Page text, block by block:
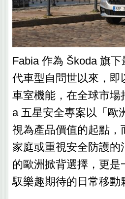
Fabia 作為 Škoda 旗
代車型自問世以來，
車室機能，在全球市
a 五星安全專案以「歐
視為產品價值的起點
家庭或重視安全防護
的歐洲掀背選擇，更
馭樂趣期待的日常移動